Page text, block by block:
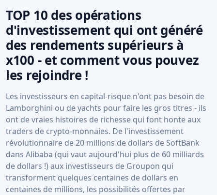
TOP 10 des opérations
d'investissement qui ont généré
des rendements supérieurs à
x100 - et comment vous pouvez
les rejoindre !
Les investisseurs en capital-risque n'ont pas besoin de
Lamborghini ou de yachts pour faire les gros titres - ils
ont de vraies histoires de richesse qui font honte aux
traders de crypto-monnaies. De l'investissement
révolutionnaire de 20 millions de dollars de SoftBank
dans Alibaba (qui vaut aujourd'hui plus de 60 milliards
de dollars !) aux investisseurs de Groupon qui
transforment quelques centaines de dollars en
centaines de millions, les possibilités offertes par